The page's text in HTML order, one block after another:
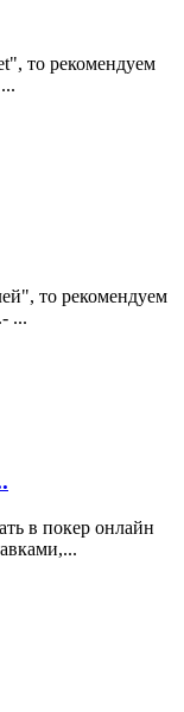
то рекомендуем
то рекомендуем
...
в покер онлайн